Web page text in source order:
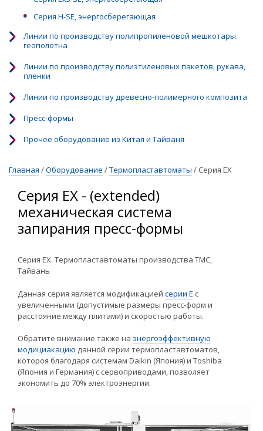
Серия H-SE, энергосберегающая
Линии по производству полипропиленовой мешкотары.
геополотна
Линии по производству полиэтиленовых пакетов, рукава,
пленки
Линии по производству древесно-полимерного композита
Пресс-формы
Прочее оборудование из Китая и Тайваня
Главная /Оборудование /Термопластавтоматы / Серия EX
Серия EX - (extended)
механическая система
запирания пресс-формы
Серия EX. Термопластавтоматы производства TMC,
Тайвань
Данная серия является модификацией серии Е с
увеличенными (допустимые размеры пресс-форм и
расстояние между плитами) и скоростью работы.
Обратите внимание также на энергоэффективную
модициакацию данной серии термопластавтоматов,
котороя благодаря системам Daikin (Япония) и Toshiba
(Япония и Германия) с сервоприводами, позволяет
экономить до 70% электроэнергии.